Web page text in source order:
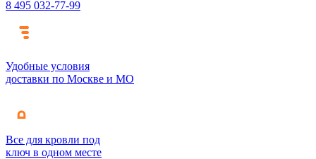
8 495 032-77-99
Удобные условия
доставки по Москве и МО
Все для кровли под
ключ в одном месте